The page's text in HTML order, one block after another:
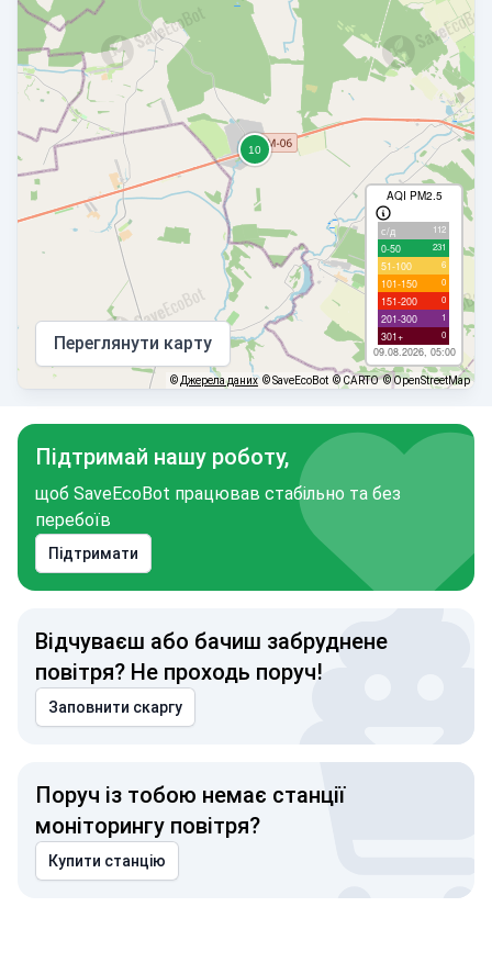
AQI PM2.5
с/д 112
0-50 231
51-100 6
101-150 0
151-200 0
201-300 1
301+ 0
09.08.2026, 05:00
Переглянути карту
© Джерела даних © SaveEcoBot © CARTO © OpenStreetMap
Підтримай нашу роботу,
щоб SaveEcoBot працював стабільно та без
перебоїв
Підтримати
Відчуваєш або бачиш забруднене
повітря? Не проходь поруч!
Заповнити скаргу
Поруч із тобою немає станції
моніторингу повітря?
Купити станцію